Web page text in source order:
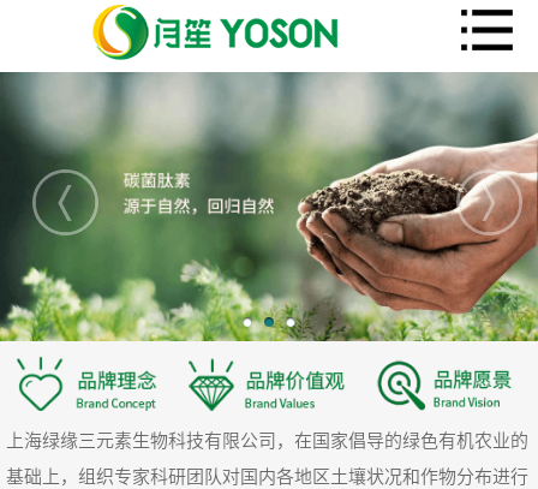
上海绿缘三元素生物科技有限公司，在国家倡导的绿色有机农业的
基础上，组织专家科研团队对国内各地区土壤状况和作物分布进行